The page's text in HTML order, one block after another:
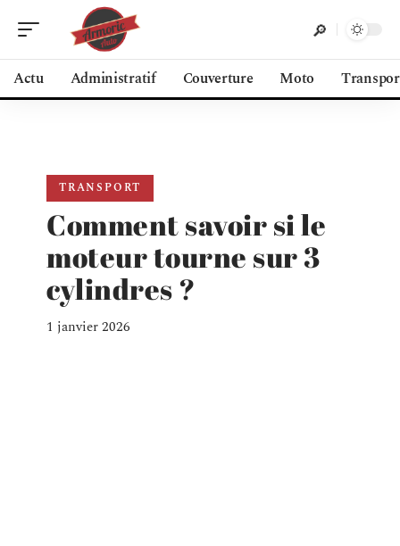
Actu Administratif Couverture Moto
TRANSPORT
Comment savoir si le
moteur tourne sur 3
cylindres ?
1 janvier 2026